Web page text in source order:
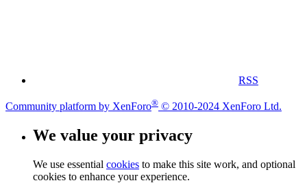
RSS
Community platform by XenForo® © 2010-2024 XenForo Ltd.
We value your privacy
We use essential cookies to make this site work, and optional
cookies to enhance your experience.